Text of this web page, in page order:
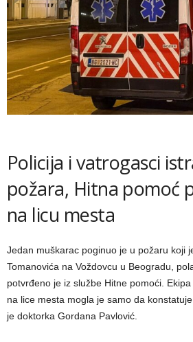
Policija i vatrogasci
požara, Hitna pomoć
na licu mesta
Jedan muškarac poginuo je u požaru koji
Tomanovića na Voždovcu u Beogradu,
potvrđeno je iz službe Hitne pomoći.
na lice mesta mogla je samo da
je doktorka Gordana Pavlović.